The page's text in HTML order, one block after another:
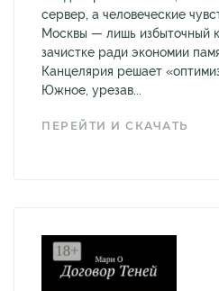
сервер, а человеческие
Москвы — лишь избыточный
зачистке ради экономии
Канцелярия решает
Южное, урезав...
ПЕРЕЙТИ И СКАЧАТЬ